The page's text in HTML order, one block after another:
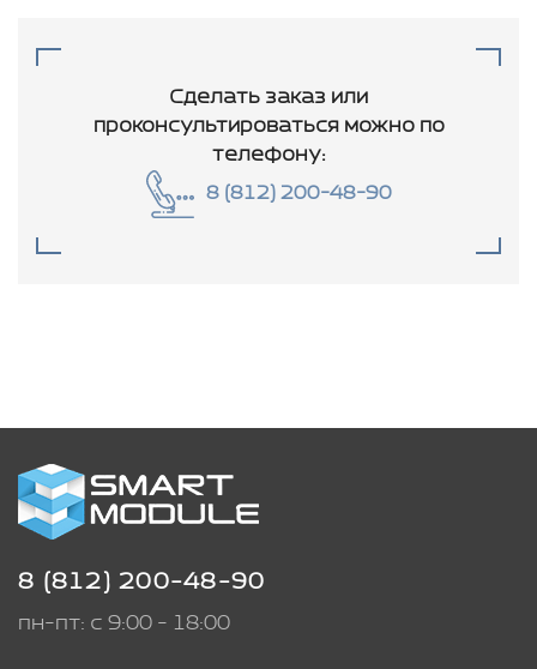
Сделать заказ или
проконсультироватьсяможно по
телефону:
8 (812) 200-48-90
8 (812) 200-48-90
пн-пт: с 9:00 - 18:00